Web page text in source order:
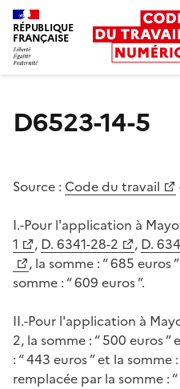
RÉPUBLIQUE
FRANÇAISE
D6523-14-5
Source : Code du travail
I.-Pour l'application à
1
, D. 6341-28-2 , D.
, la somme : “ 685 euros
somme : “ 609 euros ”.
II.-Pour l'application à
2, la somme : “ 500 euros
: “ 443 euros ” et la somme
remplacée par la somme : “